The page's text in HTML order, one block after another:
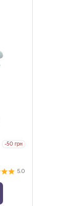
-50 грн
5.0